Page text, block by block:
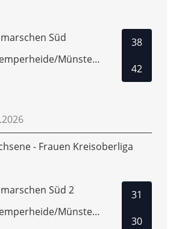
Süd
HSG Kremperheide/Münsterdorf 2
38
42
- Frauen Kreisoberliga
Süd 2
HSG Kremperheide/Münsterdorf 2
31
30